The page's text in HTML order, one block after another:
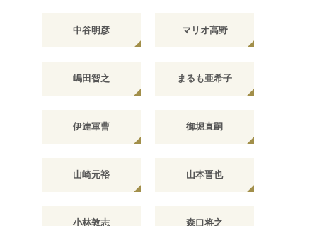
中谷明彦 マリオ高野
嶋田智之 まるも亜希子
伊達軍曹 御堀直嗣
山崎元裕 山本晋也
小林敦志 森口将之